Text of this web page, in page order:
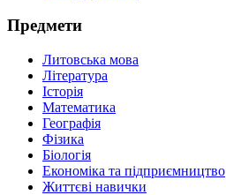
Предмети
Литовська мова
Література
Історія
Математика
Географія
Фізика
Біологія
Економіка та підприємництво
Життєві навички